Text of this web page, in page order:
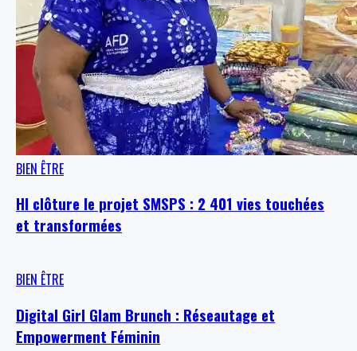
BIEN ÊTRE
HI clôture le projet SMSPS : 2 401 vies touchées
et transformées
BIEN ÊTRE
Digital Girl Glam Brunch : Réseautage et
Empowerment Féminin